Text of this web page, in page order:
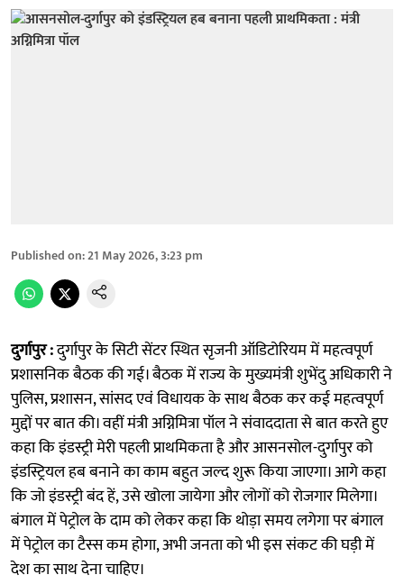
Published on:21 May 2026, 3:23 pm
दुर्गापुर :दुर्गापुर के सिटी सेंटर स्थित सृजनी ऑडिटोरियम में महत्वपूर्ण
प्रशासनिक बैठक की गई। बैठक में राज्य के मुख्यमंत्री शुभेंदु अधिकारी ने
पुलिस, प्रशासन, सांसद एवं विधायक के साथ बैठक कर कई महत्वपूर्ण
मुद्दों पर बात की। वहीं मंत्री अग्निमित्रा पॉल ने संवाददाता से बात करते हुए
कहा कि इंडस्ट्री मेरी पहली प्राथमिकता है और आसनसोल-दुर्गापुर को
इंडस्ट्रियल हब बनाने का काम बहुत जल्द शुरू किया जाएगा। आगे कहा
कि जो इंडस्ट्री बंद हें, उसे खोला जायेगा और लोगों को रोजगार मिलेगा।
बंगाल में पेट्रोल के दाम को लेकर कहा कि थोड़ा समय लगेगा पर बंगाल
में पेट्रोल का टैस्स कम होगा, अभी जनता को भी इस संकट की घड़ी में
देश का साथ देना चाहिए।